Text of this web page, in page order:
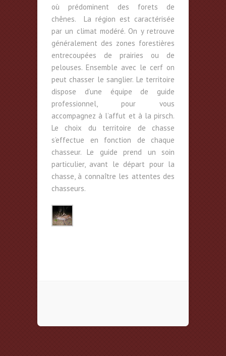
où prédominent des forets de
chênes. La région est caractérisée
par un climat modéré. On y retrouve
généralement des zones forestières
entrecoupées de prairies ou de
pelouses. Ensemble avec le cerf on
peut chasser le sanglier. Le territoire
dispose d’une équipe de guide
professionnel, pour vous
accompagnez à l’affut et à la pirsch.
Le choix du territoire de chasse
s’effectue en fonction de chaque
chasseur. Le guide prend un soin
particulier, avant le départ pour la
chasse, à connaître les attentes des
chasseurs.